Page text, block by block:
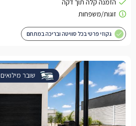
גקוזי פרטי בכל סוויטה ובריכה במתחם
שובר מילואים